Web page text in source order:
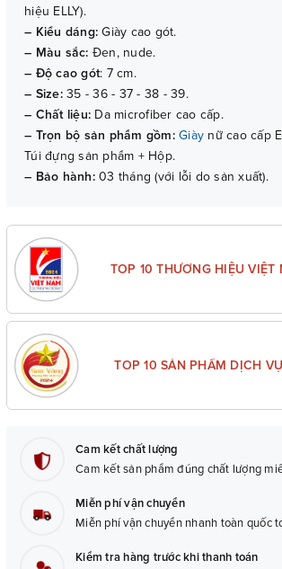
hiệu ELLY).
– Kiểu dáng: Giày cao gót.
– Màu sắc: Đen, nude.
– Độ cao gót: 7 cm.
– Size:35 - 36 - 37 - 38 - 39.
– Chất liệu: Da microfiber cao cấp.
– Trọn bộ sản phẩm gồm: Giày nữ cao cấp
Túi đựng sản phẩm + Hộp.
– Bảo hành: 03 tháng (với lỗi do sản xuất).
TOP 10 THƯƠNG HIỆU VIỆT
TOP 10 SẢN PHẨM DỊCH
Cam kết chất lượng
Cam kết sản phẩm đúng chất lượng
Miễn phí vận chuyển
Miễn phí vận chuyển nhanh toàn quốc
Kiểm tra hàng trước khi thanh toán